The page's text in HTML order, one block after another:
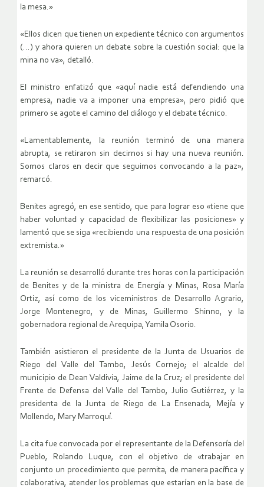
la mesa.»
«Ellos dicen que tienen un expediente técnico con argumentos
(…) y ahora quieren un debate sobre la cuestión social: que la
mina no va», detalló.
El ministro enfatizó que «aquí nadie está defendiendo una
empresa, nadie va a imponer una empresa», pero pidió que
primero se agote el camino del diálogo y el debate técnico.
«Lamentablemente, la reunión terminó de una manera
abrupta, se retiraron sin decirnos si hay una nueva reunión.
Somos claros en decir que seguimos convocando a la paz»,
remarcó.
Benites agregó, en ese sentido, que para lograr eso «tiene que
haber voluntad y capacidad de flexibilizar las posiciones» y
lamentó que se siga «recibiendo una respuesta de una posición
extremista.»
La reunión se desarrolló durante tres horas con la participación
de Benites y de la ministra de Energía y Minas, Rosa María
Ortiz, así como de los viceministros de Desarrollo Agrario,
Jorge Montenegro, y de Minas, Guillermo Shinno, y la
gobernadora regional de Arequipa, Yamila Osorio.
También asistieron el presidente de la Junta de Usuarios de
Riego del Valle del Tambo, Jesús Cornejo; el alcalde del
municipio de Dean Valdivia, Jaime de la Cruz; el presidente del
Frente de Defensa del Valle del Tambo, Julio Gutiérrez, y la
presidenta de la Junta de Riego de La Ensenada, Mejía y
Mollendo, Mary Marroquí.
La cita fue convocada por el representante de la Defensoría del
Pueblo, Rolando Luque, con el objetivo de «trabajar en
conjunto un procedimiento que permita, de manera pacífica y
colaborativa, atender los problemas que estarían en la base de